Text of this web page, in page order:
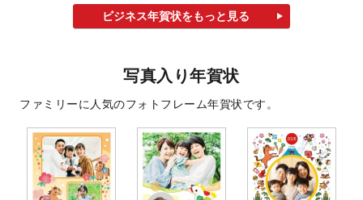
ビジネス年賀状をもっと見る
写真入り年賀状
ファミリーに人気のフォトフレーム年賀状です。